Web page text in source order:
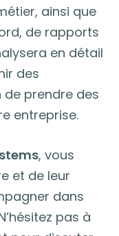
ainsi que
de rapports
en détail
des
prendre des
entreprise.
, vous
et de leur
dans
pas à